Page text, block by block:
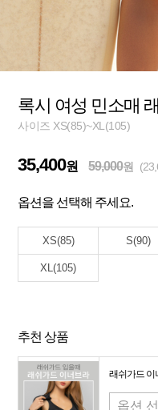
록시 여성 민소매
사이즈 XS(85)~XL(105)
35,400원 59,000원
옵션을 선택해 주세요.
XS(85) S(90)
XL(105)
추천 상품
래쉬가드 이